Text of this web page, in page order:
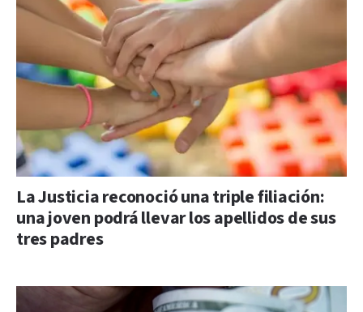
La Justicia reconoció una triple filiación:
una joven podrá llevar los apellidos de sus
tres padres